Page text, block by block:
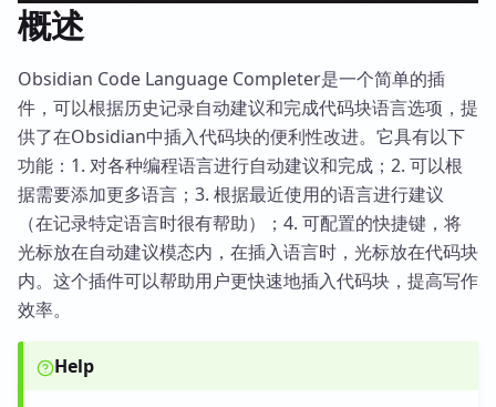
概述
Obsidian Code Language Completer是一个简单的插
件，可以根据历史记录自动建议和完成代码块语言选项，提
供了在Obsidian中插入代码块的便利性改进。它具有以下
功能：1. 对各种编程语言进行自动建议和完成；2. 可以根
据需要添加更多语言；3. 根据最近使用的语言进行建议
（在记录特定语言时很有帮助）；4. 可配置的快捷键，将
光标放在自动建议模态内，在插入语言时，光标放在代码块
内。这个插件可以帮助用户更快速地插入代码块，提高写作
效率。
Help